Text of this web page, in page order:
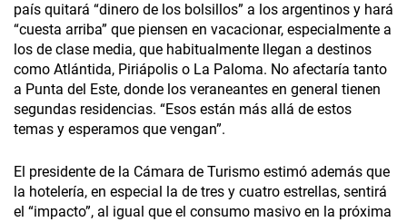
país quitará “dinero de los bolsillos” a los argentinos y hará
“cuesta arriba” que piensen en vacacionar, especialmente a
los de clase media, que habitualmente llegan a destinos
como Atlántida, Piriápolis o La Paloma. No afectaría tanto
a Punta del Este, donde los veraneantes en general tienen
segundas residencias. “Esos están más allá de estos
temas y esperamos que vengan”.
El presidente de la Cámara de Turismo estimó además que
la hotelería, en especial la de tres y cuatro estrellas, sentirá
el “impacto”, al igual que el consumo masivo en la próxima